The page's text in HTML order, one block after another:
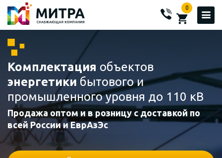
0
Комплектация объектов
энергетики бытового и
промышленного уровня до 110 кВ
Продажа оптом и в розницу с доставкой по
всей России и ЕврАзЭс